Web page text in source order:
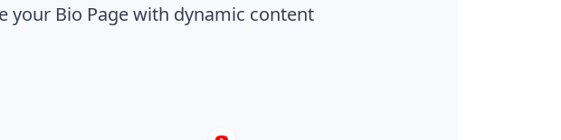
your Bio Page with dynamic content